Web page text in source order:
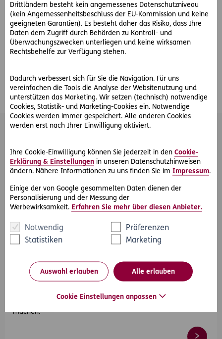
Drittländern besteht kein angemessenes Datenschutzniveau
(kein Angemessenheitsbeschluss der EU-Kommission und keine
geeigneten Garantien). Es besteht daher das Risiko, dass Ihre
Daten dem Zugriff durch Behörden zu Kontroll- und
Überwachungszwecken unterliegen und keine wirksamen
Rechtsbehelfe zur Verfügung stehen.
Dadurch verbessert sich für Sie die Navigation. Für uns
vereinfachen die Tools die Analyse der Websitenutzung und
unterstützen das Marketing. Wir setzen (technisch) notwendige
Cookies, Statistik- und Marketing-Cookies ein. Notwendige
Cookies werden immer gespeichert. Alle anderen Cookies
werden erst nach Ihrer Einwilligung aktiviert.
Ihre Cookie-Einwilligung können Sie jederzeit in den Cookie-
Erklärung & Einstellungen in unseren Datenschutzhinweisen
ändern. Nähere Informationen zu uns finden Sie im Impressum.
Einige der von Google gesammelten Daten dienen der
Personalisierung und der Messung der
Werbewirksamkeit. Erfahren Sie mehr über diesen Anbieter.
Notwendig
Präferenzen
Statistiken
Marketing
Auswahl erlauben Alle erlauben
Cookie Einstellungen anpassen
Neigung des Sattels überprüfen, da sich diese häufig
verstellt. Der Sattel sollte in eine waagrechte Stellung
gebracht werden.
#Winter #Fahrrad
2024-11-20
Skigymnastik: 5 Übungen, die Sie rechtzeitig fit für die Piste
machen.